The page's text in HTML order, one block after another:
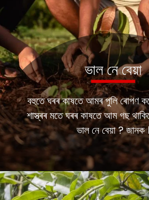
বহুতে ঘৰৰ কাষতে আমৰ পুলি ৰোপণ
শাস্ত্ৰৰ মতে ঘৰৰ কাষতে আম গছ
ভাল নে বেয়া ? জানক
ভাল নে বেয়া